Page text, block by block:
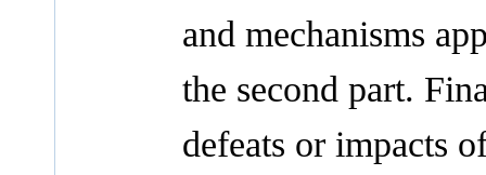
and mechanisms
the second part.
defeats or impacts